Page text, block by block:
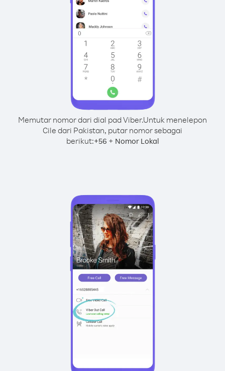
Memutar nomor dari dial pad Viber.Untuk menelepon
Cile dari Pakistan, putar nomor sebagai
berikut:+56 + Nomor Lokal